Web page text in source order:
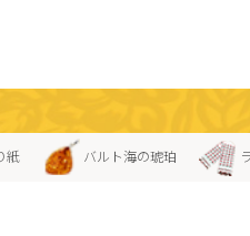
紙 バルト海の琥珀